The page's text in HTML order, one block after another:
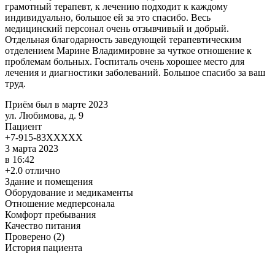
грамотный терапевт, к лечению подходит к каждому
индивидуально, большое ей за это спасибо. Весь
медицинский персонал очень отзывчивый и добрый.
Отдельная благодарность заведующей терапевтическим
отделением Марине Владимировне за чуткое отношение к
проблемам больных. Госпиталь очень хорошее место для
лечения и диагностики заболеваний. Большое спасибо за ваш
труд.
Приём был в марте 2023
ул. Любимова, д. 9
Пациент
+7-915-83XXXXX
3 марта 2023
в 16:42
+2.0 отлично
Здание и помещения
Оборудование и медикаменты
Отношение медперсонала
Комфорт пребывания
Качество питания
Проверено (2)
История пациента